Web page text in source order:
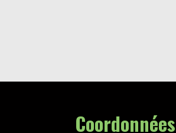
Coordonnées